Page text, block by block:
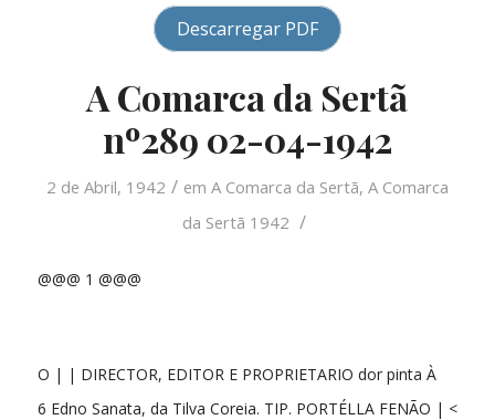
Descarregar PDF
A Comarca da Sertã
nº289 02-04-1942
2 de Abril, 1942 / em A Comarca da Sertã, A Comarca
da Sertã 1942 /
@@@ 1 @@@
O | | DIRECTOR, EDITOR E PROPRIETARIO dor pinta À
6 Edno Sanata, da Tilva Coreia. TIP. PORTÉLLA FENÃO | <